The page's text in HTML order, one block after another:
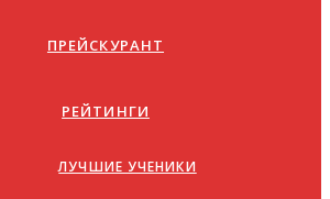
ПРЕЙСКУРАНТ
РЕЙТИНГИ
ЛУЧШИЕ УЧЕНИКИ